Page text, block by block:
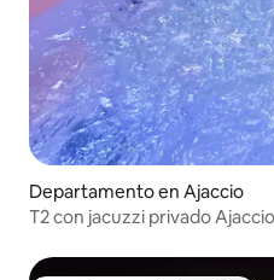
Departamento en Ajaccio
T2 con jacuzzi privado Ajaccio